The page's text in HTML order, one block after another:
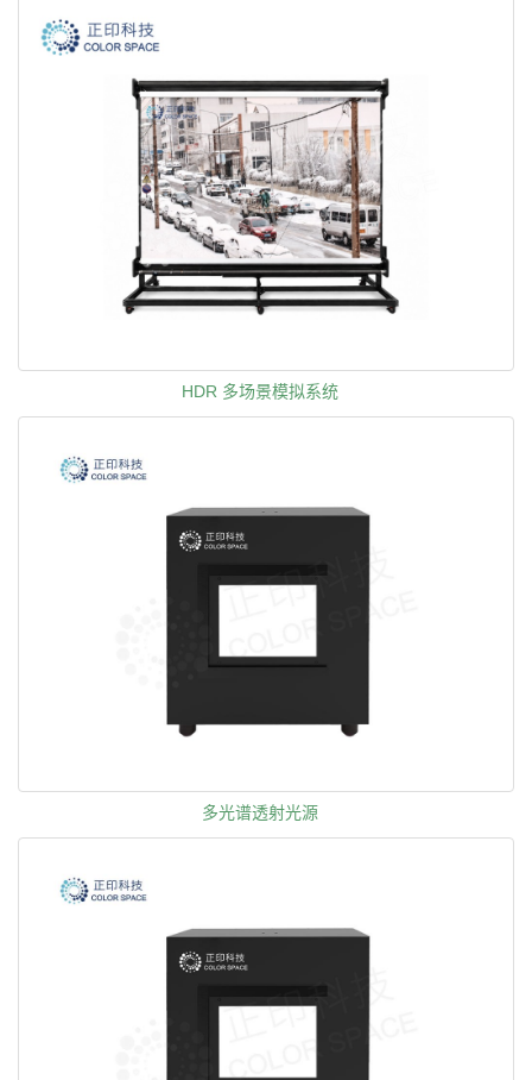
HDR 多场景模拟系统
多光谱透射光源